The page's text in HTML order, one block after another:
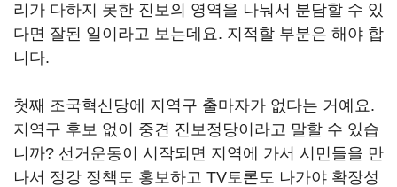
리가 다하지 못한 진보의 영역을 나눠서 분담할 수 있
다면 잘된 일이라고 보는데요. 지적할 부분은 해야 합
니다.
첫째 조국혁신당에 지역구 출마자가 없다는 거예요.
지역구 후보 없이 중견 진보정당이라고 말할 수 있습
니까? 선거운동이 시작되면 지역에 가서 시민들을 만
나서 정강 정책도 홍보하고 TV토론도 나가야 확장성